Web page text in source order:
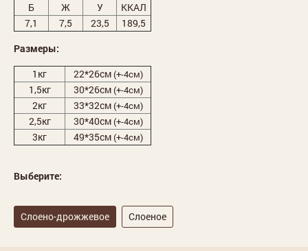
Б
Ж У
ККАЛ
7,1
7,5 23,5
189,5
Размеры:
1кг
22*26см(+-4см)
1,5кг 30*26см(+-4см)
2кг 33*32см(+-4см)
2,5кг 30*40см(+-4см)
3кг 49*35см(+-4см)
Выберите:
Слоено-дрожжевое Слоеное